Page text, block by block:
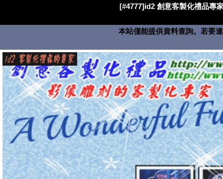
[#4777]id2 創意客製化禮品專
本站僅能提供資料查詢。若要